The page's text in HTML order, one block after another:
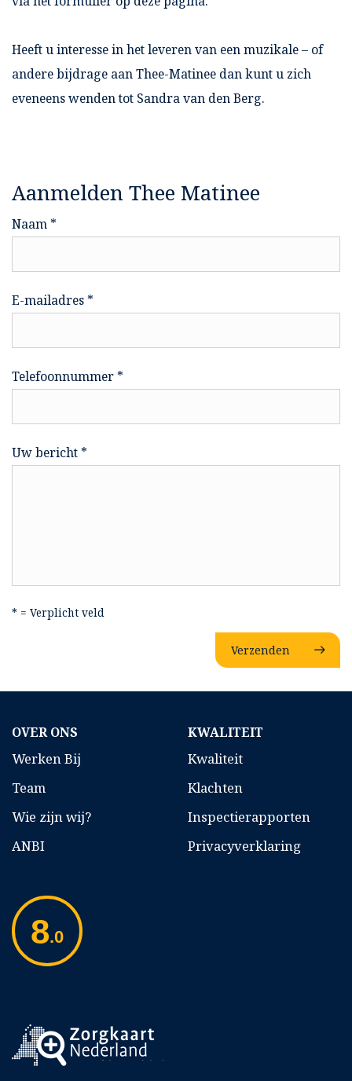
Heeft u interesse in het leveren van een muzikale – of
andere bijdrage aan Thee-Matinee dan kunt u zich
eveneens wenden tot Sandra van den Berg.
Aanmelden Thee Matinee
Naam *
E-mailadres *
Telefoonnummer *
Uw bericht *
* = Verplicht veld
Verzenden
OVER ONS
Werken Bij
Team
Wie zijn wij?
ANBI
KWALITEIT
Kwaliteit
Klachten
Inspectierapporten
Privacyverklaring
8.0